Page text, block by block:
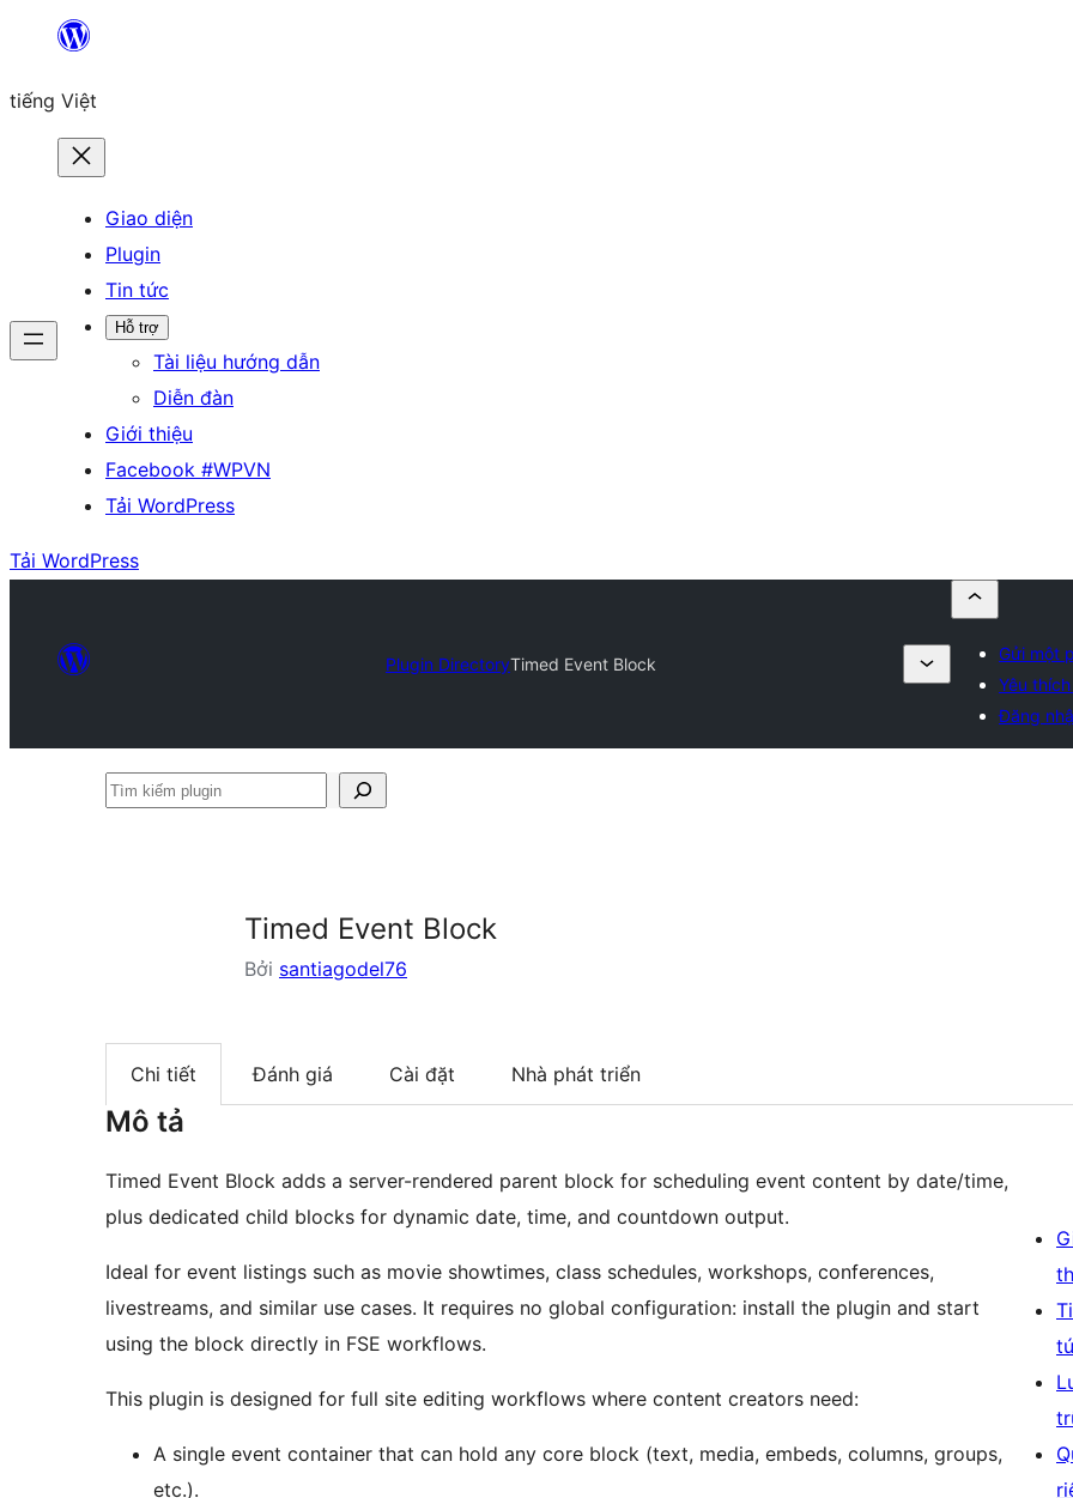
Chuyển
phần
tiếng Việt
Giao diện
Plugin
Tin tức
Hỗ trợ
Tài liệu hướng dẫn
Diễn đàn
Giới thiệu
Facebook #WPVN
Tải WordPress
Tải WordPress
Plugin DirectoryTimed Event Block
Gửi một
Yêu
Đăng
Tìm
Timed Event Block
Bởi santiagodel76
Chi tiết Đánh giá Cài đặt Nhà phát triển
Mô tả
Timed Event Block adds a server-rendered parent block for scheduling event content by date/time,
plus dedicated child blocks for dynamic date, time, and countdown output.
Ideal for event listings such as movie showtimes, class schedules, workshops, conferences,
livestreams, and similar use cases. It requires no global configuration: install the plugin and start
using the block directly in FSE workflows.
This plugin is designed for full site editing workflows where content creators need:
A single event container that can hold any core block (text, media, embeds, columns, groups,
etc.).